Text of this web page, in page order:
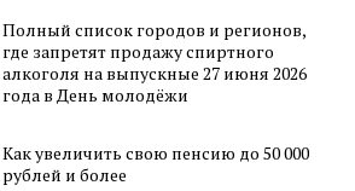
Полный список городов и регионов,
где запретят продажу спиртного
алкоголя на выпускные 27 июня 2026
года в День молодёжи
Как увеличить свою пенсию до 50 000
рублей и более